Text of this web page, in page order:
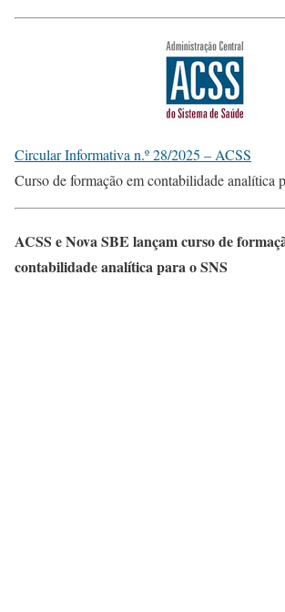
Circular Informativa n.º 28/2025 – ACSS
Curso de formação em contabilidade analítica
ACSS e Nova SBE lançam curso de
contabilidade analítica para o SNS